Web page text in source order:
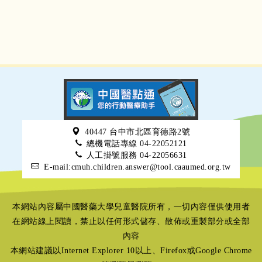
40447 台中市北區育德路2號
總機電話專線 04-22052121
人工掛號服務 04-22056631
E-mail:cmuh.children.answer@tool.caaumed.org.tw
本網站內容屬中國醫藥大學兒童醫院所有，一切內容僅供使用者
在網站線上閱讀，禁止以任何形式儲存、散佈或重製部分或全部
內容
本網站建議以Internet Explorer 10以上、Firefox或Google Chrome